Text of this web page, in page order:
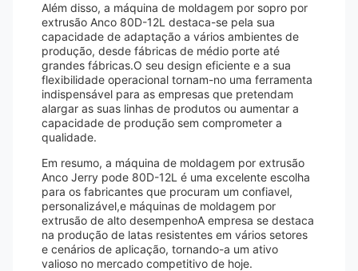
Além disso, a máquina de moldagem por sopro por
extrusão Anco 80D-12L destaca-se pela sua
capacidade de adaptação a vários ambientes de
produção, desde fábricas de médio porte até
grandes fábricas.O seu design eficiente e a sua
flexibilidade operacional tornam-no uma ferramenta
indispensável para as empresas que pretendam
alargar as suas linhas de produtos ou aumentar a
capacidade de produção sem comprometer a
qualidade.
Em resumo, a máquina de moldagem por extrusão
Anco Jerry pode 80D-12L é uma excelente escolha
para os fabricantes que procuram um confiavel,
personalizável,e máquinas de moldagem por
extrusão de alto desempenhoA empresa se destaca
na produção de latas resistentes em vários setores
e cenários de aplicação, tornando-a um ativo
valioso no mercado competitivo de hoje.